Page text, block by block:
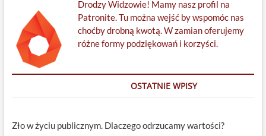
Drodzy Widzowie! Mamy nasz profil na
Patronite. Tu można wejść by wspomóc nas
choćby drobną kwotą. W zamian oferujemy
różne formy podziękowań i korzyści.
OSTATNIE WPISY
Zło w życiu publicznym. Dlaczego odrzucamy wartości?